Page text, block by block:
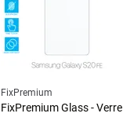
FixPremium
FixPremium Glass - Verre